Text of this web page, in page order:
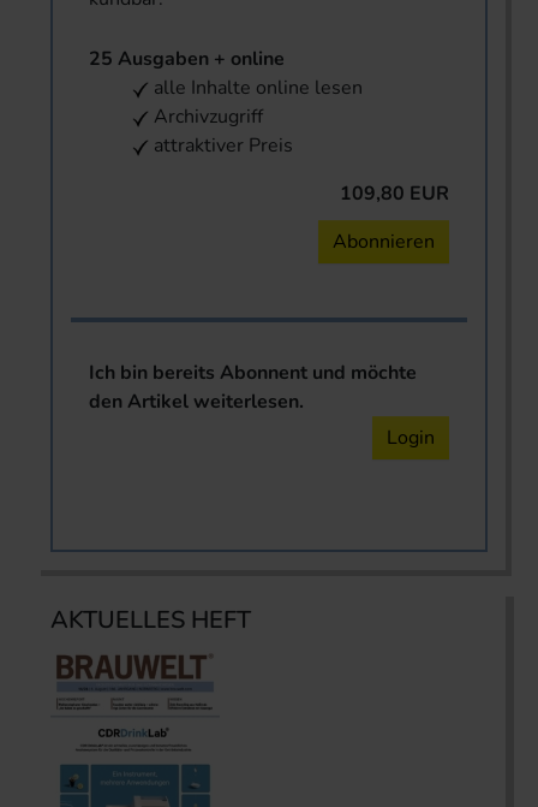
25 Ausgaben + online
alle Inhalte online lesen
Archivzugriff
attraktiver Preis
109,80 EUR
Abonnieren
Ich bin bereits Abonnent und möchte
den Artikel weiterlesen.
Login
AKTUELLES HEFT